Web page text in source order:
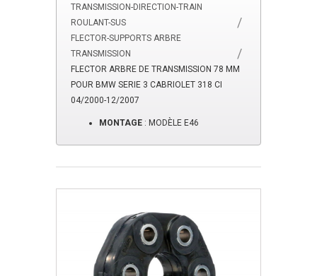
TRANSMISSION-DIRECTION-TRAIN
ROULANT-SUS
FLECTOR-SUPPORTS ARBRE
TRANSMISSION
FLECTOR ARBRE DE TRANSMISSION 78 MM
POUR BMW SERIE 3 CABRIOLET 318 CI
04/2000-12/2007
MONTAGE : MODÈLE E46